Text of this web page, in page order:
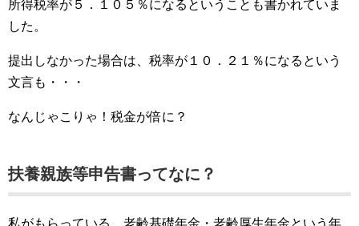
所得税率が５．１０５％になるということも書かれていま
した。
提出しなかった場合は、税率が１０．２１％になるという
文言も・・・
なんじゃこりゃ！税金が倍に？
扶養親族等申告書ってなに？
私がもらっている、老齢基礎年金・老齢厚生年金という年